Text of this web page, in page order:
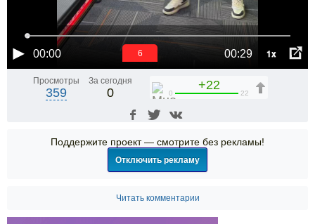
00:00 00:29 1x
6
Просмотры
359
За сегодня
0
+22
0 22
Поддержите проект — смотрите без рекламы!
Отключить рекламу
Читать комментарии